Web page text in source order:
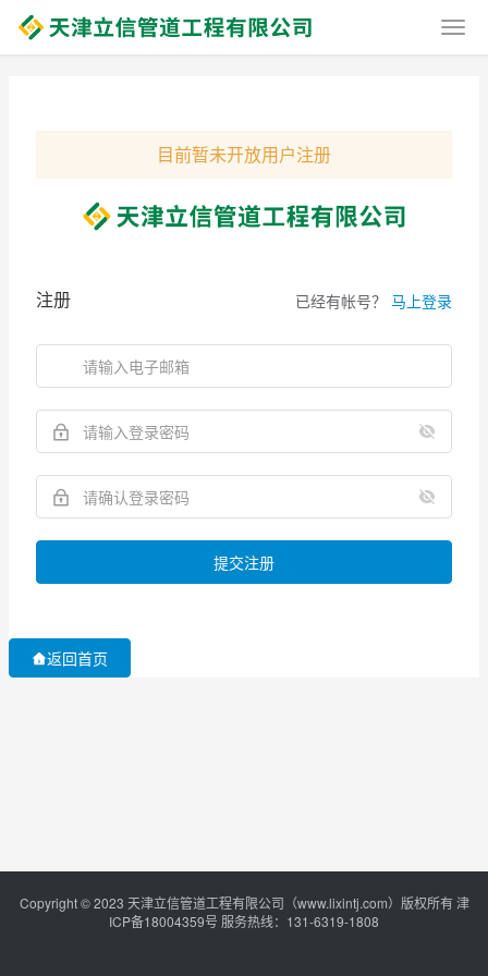
目前暂未开放用户注册
注册 已经有帐号？ 马上登录
提交注册
返回首页
Copyright © 2023 天津立信管道工程有限公司（www.lixintj.com）版权所有津
ICP备18004359号 服务热线：131-6319-1808